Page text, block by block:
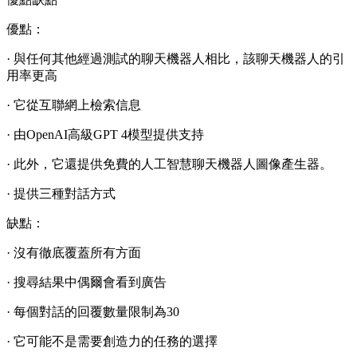
優點：
· 與任何其他經過測試的聊天機器人相比，該聊天機器人的引
用率更高
· 它從互聯網上檢索信息
· 由OpenAI高級GPT 4模型提供支持
· 此外，它還提供免費的人工智慧聊天機器人圖像產生器。
· 提供三種對話方式
缺點：
· 沒有徹底覆蓋所有方面
· 搜尋結果中偶爾會看到廣告
· 每個對話的回覆數量限制為30
· 它可能不是需要創造力的任務的選擇